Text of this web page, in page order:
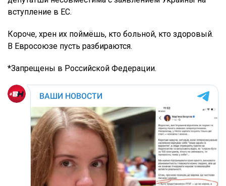
вступление в ЕС.
Короче, хрен их поймёшь, кто больной, кто здоровый.
В Евросоюзе пусть разбираются.
*Запрещены в Российской Федерации.